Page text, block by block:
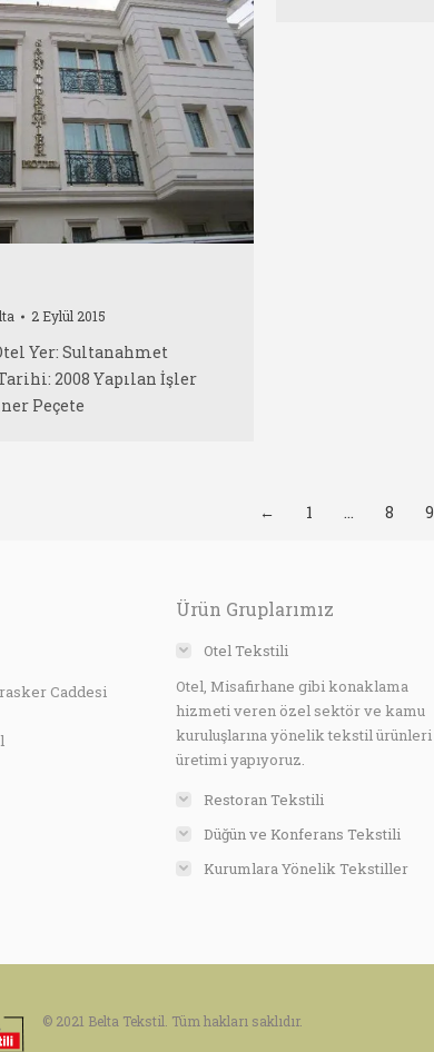
2 Eylül 2015
Yer: Sultanahmet
2008 Yapılan İşler
Peçete
← 1 … 8 9
Caddesi
Ürün Gruplarımız
Otel Tekstili
Otel, Misafirhane gibi konaklama
hizmeti veren özel sektör ve kamu
kuruluşlarına yönelik tekstil ürünleri
üretimi yapıyoruz.
Restoran Tekstili
Düğün ve Konferans Tekstili
Kurumlara Yönelik Tekstiller
© 2021 Belta Tekstil. Tüm hakları saklıdır.